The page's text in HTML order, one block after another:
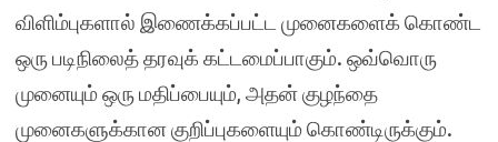
விளிம்புகளால் இணைக்கப்பட்ட முனைகளைக் கொண்ட
ஒரு படிநிலைத் தரவுக் கட்டமைப்பாகும். ஒவ்வொரு
முனையும் ஒரு மதிப்பையும், அதன் குழந்தை
முனைகளுக்கான குறிப்புகளையும் கொண்டிருக்கும்.